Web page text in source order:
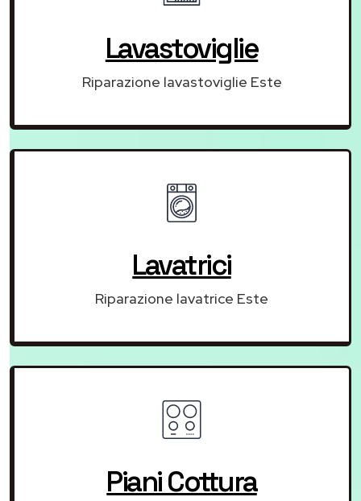
Lavastoviglie
Riparazione lavastoviglie Este
Lavatrici
Riparazione lavatrice Este
Piani Cottura